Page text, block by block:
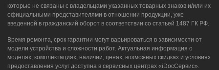
которые не связаны с владельцами указанных товарных знаков и/или их
официальными представителями в отношении продукции, уже
введенной в гражданский оборот в соответствии со статьей 1487 ГК РФ.
Время ремонта, срок гарантии могут варьироваться в зависимости от
модели устройства и сложности работ. Актуальная информация о
моделях, комплектациях, наличии, ценах, возможных скидках и условиях
предоставления услуг доступна в сервисных центрах «iDocСервис».